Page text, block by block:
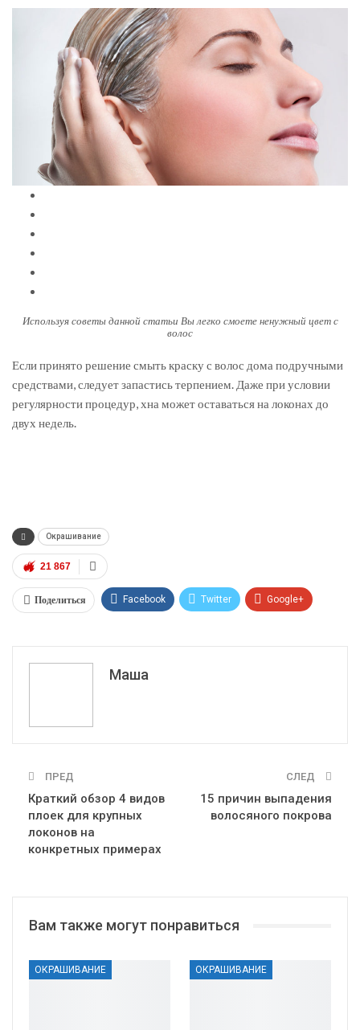
Используя советы данной статьи Вы легко смоете ненужный цвет с
волос
Если принято решение смыть краску с волос дома подручными
средствами, следует запастись терпением. Даже при условии
регулярности процедур, хна может оставаться на локонах до
двух недель.
Окрашивание
21 867
Поделиться Facebook Twitter Google+
Эл. адрес
Маша
ПРЕД
Краткий обзор 4 видов
плоек для крупных
локонов на
конкретных примерах
СЛЕД
15 причин выпадения
волосяного покрова
Вам также могут понравиться
ОКРАШИВАНИЕ ОКРАШИВАНИЕ